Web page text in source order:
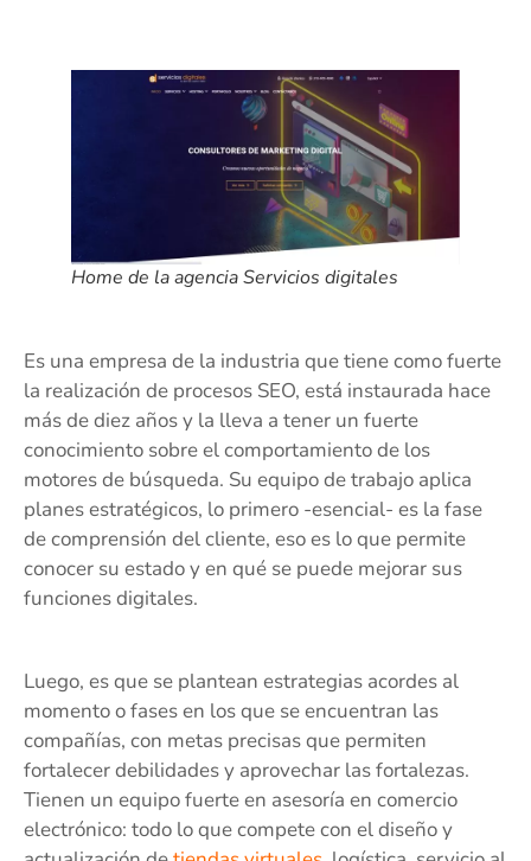
Home de la agencia Servicios digitales
Es una empresa de la industria que tiene como fuerte
la realización de procesos SEO, está instaurada hace
más de diez años y la lleva a tener un fuerte
conocimiento sobre el comportamiento de los
motores de búsqueda. Su equipo de trabajo aplica
planes estratégicos, lo primero -esencial- es la fase
de comprensión del cliente, eso es lo que permite
conocer su estado y en qué se puede mejorar sus
funciones digitales.
Luego, es que se plantean estrategias acordes al
momento o fases en los que se encuentran las
compañías, con metas precisas que permiten
fortalecer debilidades y aprovechar las fortalezas.
Tienen un equipo fuerte en asesoría en comercio
electrónico: todo lo que compete con el diseño y